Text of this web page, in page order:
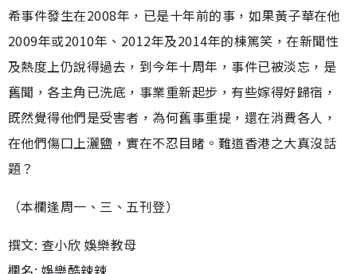
希事件發生在2008年，已是十年前的事，如果黃子華在他
2009年或2010年、2012年及2014年的棟篤笑，在新聞性
及熱度上仍說得過去，到今年十周年，事件已被淡忘，是
舊聞，各主角已洗底，事業重新起步，有些嫁得好歸宿，
既然覺得他們是受害者，為何舊事重提，還在消費各人，
在他們傷囗上灑鹽，實在不忍目睹。難道香港之大真沒話
題？
（本欄逢周一、三、五刊登）
撰文: 查小欣 娛樂教母
欄名: 娛樂酷辣辣